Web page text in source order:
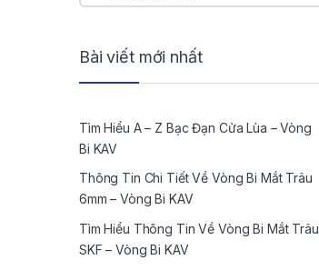
Bài viết mới nhất
Tìm Hiểu A – Z Bạc Đạn Cửa Lùa – Vòng
Bi KAV
Thông Tin Chi Tiết Về Vòng Bi Mắt Trâu
6mm – Vòng Bi KAV
Tìm Hiểu Thông Tin Về Vòng Bi Mắt Trâu
SKF – Vòng Bi KAV